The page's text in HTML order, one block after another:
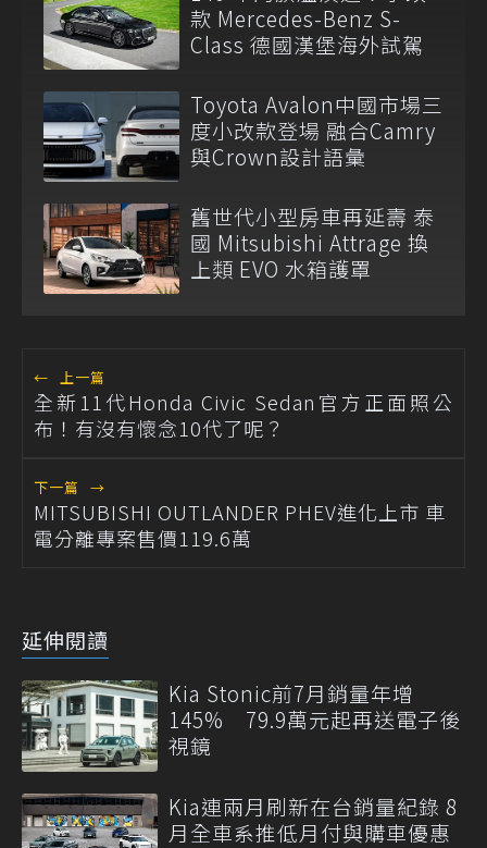
款 Mercedes-Benz S-
Class 德國漢堡海外試駕
Toyota Avalon中國市場三
度小改款登場 融合Camry
與Crown設計語彙
舊世代小型房車再延壽 泰
國 Mitsubishi Attrage 換
上類 EVO 水箱護罩
← 上一篇
全新11代Honda Civic Sedan官方正面照公
布！有沒有懷念10代了呢？
下一篇 →
MITSUBISHI OUTLANDER PHEV進化上市 車
電分離專案售價119.6萬
延伸閱讀
Kia Stonic前7月銷量年增
145% 79.9萬元起再送電子後
視鏡
Kia連兩月刷新在台銷量紀錄 8
月全車系推低月付與購車優惠